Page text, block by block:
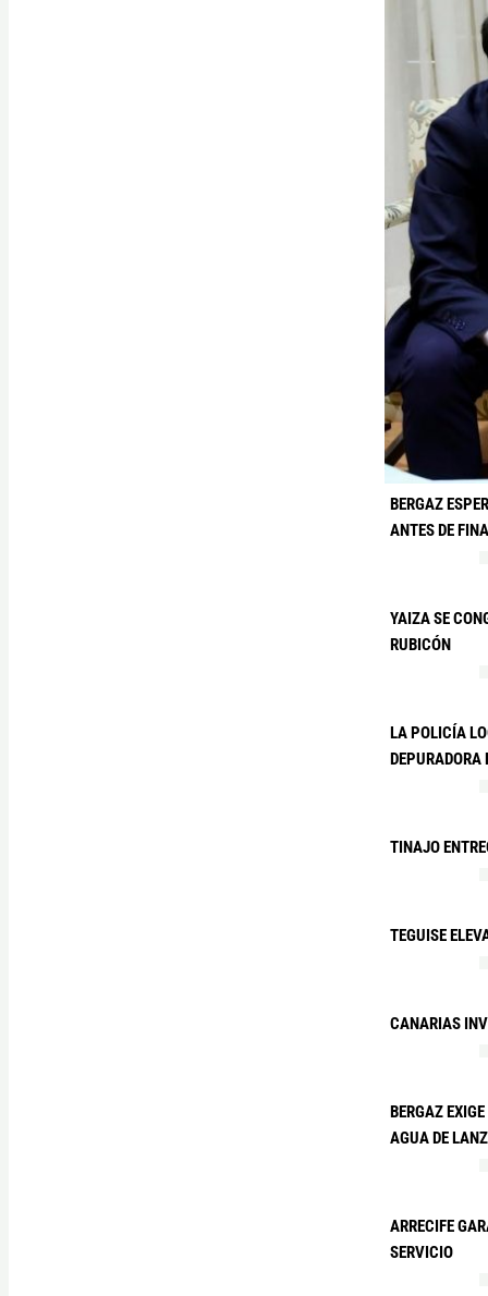
BERGAZ
ANTES DE
YAIZA SE
RUBICÓN
LA POLICÍA
DEPURADORA
TINAJO
TEGUISE
CANARIAS
BERGAZ
AGUA DE
ARRECIFE
SERVICIO